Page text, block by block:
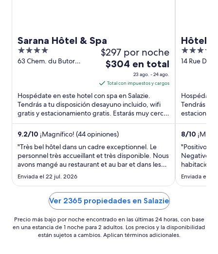
Sarana Hôtel & Spa
4
out
63 Chem. du Butor
$297 por noche
El
es
de
$304
en
total
por
noche
del
23
al
24
ago
$304 en total
23 ago. - 24 ago.
Total con impuestos y cargos
Hospédate en este hotel con spa en Salazie.
Tendrás a tu disposición desayuno incluido, wifi
gratis y estacionamiento gratis. Estarás muy cerca
de atracciones ...
9.2/10 ¡Magnífico! (44 opiniones)
"Très bel hôtel dans un cadre exceptionnel. Le
personnel très accueillant et très disponible. Nous
avons mangé au restaurant et au bar et dans les
deux endroits la cuisine était excellente. À
recommander!"
Enviada el 22 jul. 2026
Hôtel
4
out
14 Rue Du
Hospédate
Tendrás a
completo.
8/10 ¡Muy
"Positivo:
Negativo:
habitacion"
Enviada el 8
Ver 2365 propiedades en Salazie
Precio más bajo por noche encontrado en las últimas 24 horas, con base
en una estancia de 1 noche para 2 adultos. Los precios y la disponibilidad
están sujetos a cambios. Aplican términos adicionales.